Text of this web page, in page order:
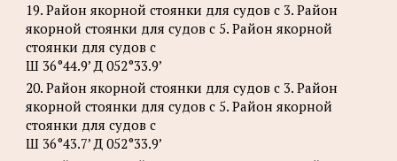
19. Район якорной стоянки для судов с 3. Район
якорной стоянки для судов с 5. Район якорной
стоянки для судов с
Ш 36°44.9’ Д 052°33.9’
20. Район якорной стоянки для судов с 3. Район
якорной стоянки для судов с 5. Район якорной
стоянки для судов с
Ш 36°43.7’ Д 052°33.9’